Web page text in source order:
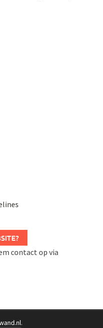
contact op via
.